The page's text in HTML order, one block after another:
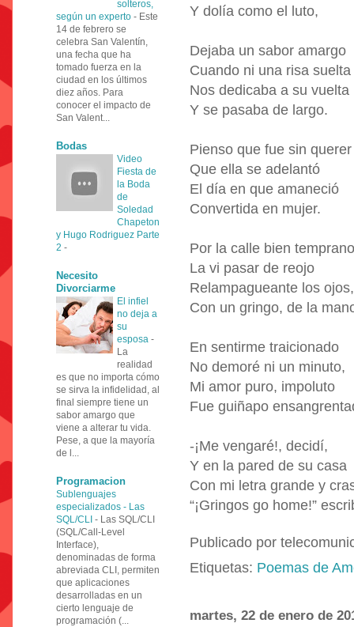
Y dolía como el luto,
Dejaba un sabor amargo
Cuando ni una risa suelta
Nos dedicaba a su vuelta
Y se pasaba de largo.
Pienso que fue sin querer
Que ella se adelantó
El día en que amaneció
Convertida en mujer.
Por la calle bien temprano
La vi pasar de reojo
Relampagueante los ojos,
Con un gringo, de la
En sentirme traicionado
No demoré ni un minuto,
Mi amor puro, impoluto
Fue guiñapo
-¡Me vengaré!, decidí,
Y en la pared de su casa
Con mi letra grande y
“¡Gringos go home!”
Publicado por
Etiquetas: Poemas de
martes, 22 de enero de
solteros,
según un experto - Este
14 de febrero se
celebra San Valentín,
una fecha que ha
tomado fuerza en la
ciudad en los últimos
diez años. Para
conocer el impacto de
San Valent...
Bodas
Video
Fiesta de
la Boda
de
Soledad
Chapeton
y Hugo Rodriguez Parte
2 -
Necesito
Divorciarme
El infiel
no deja a
su
esposa -
La
realidad
es que no importa cómo
se sirva la infidelidad, al
final siempre tiene un
sabor amargo que
viene a alterar tu vida.
Pese, a que la mayoría
de l...
Programacion
Sublenguajes
especializados - Las
SQL/CLI - Las SQL/CLI
(SQL/Call-Level
Interface),
denominadas de forma
abreviada CLI, permiten
que aplicaciones
desarrolladas en un
cierto lenguaje de
programación (...